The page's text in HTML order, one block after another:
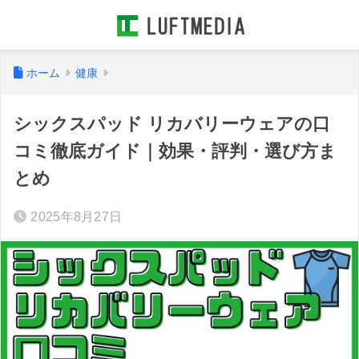
ホーム 健康
シックスパッド リカバリーウェアの口
コミ徹底ガイド｜効果・評判・選び方ま
とめ
2025年8月27日